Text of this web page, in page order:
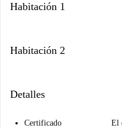
Habitación 1
Habitación 2
Detalles
Certificado
El